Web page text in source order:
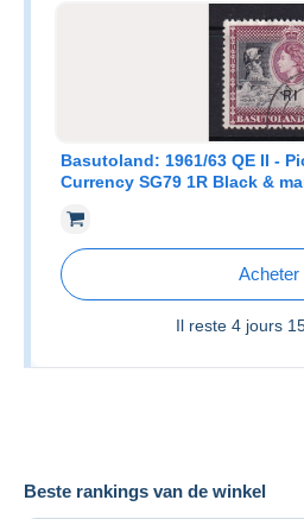
Beste rankings van de winkel
Basutoland: 1961/63 QE II - Pictorial - Decimal
Acheter
Il reste 4 jours